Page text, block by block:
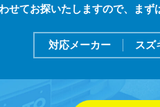
せてお探いたしますので、まず
対応メーカー スズ